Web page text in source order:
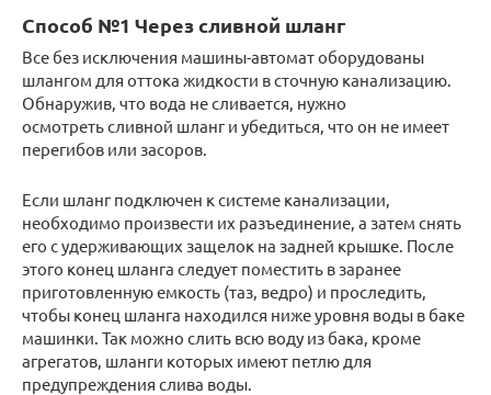
Способ №1 Через сливной шланг
Все без исключения машины-автомат оборудованы
шлангом для оттока жидкости в сточную канализацию.
Обнаружив, что вода не сливается, нужно
осмотреть сливной шланг и убедиться, что он не имеет
перегибов или засоров.
Если шланг подключен к системе канализации,
необходимо произвести их разъединение, а затем снять
его с удерживающих защелок на задней крышке. После
этого конец шланга следует поместить в заранее
приготовленную емкость (таз, ведро) и проследить,
чтобы конец шланга находился ниже уровня воды в баке
машинки. Так можно слить всю воду из бака, кроме
агрегатов, шланги которых имеют петлю для
предупреждения слива воды.